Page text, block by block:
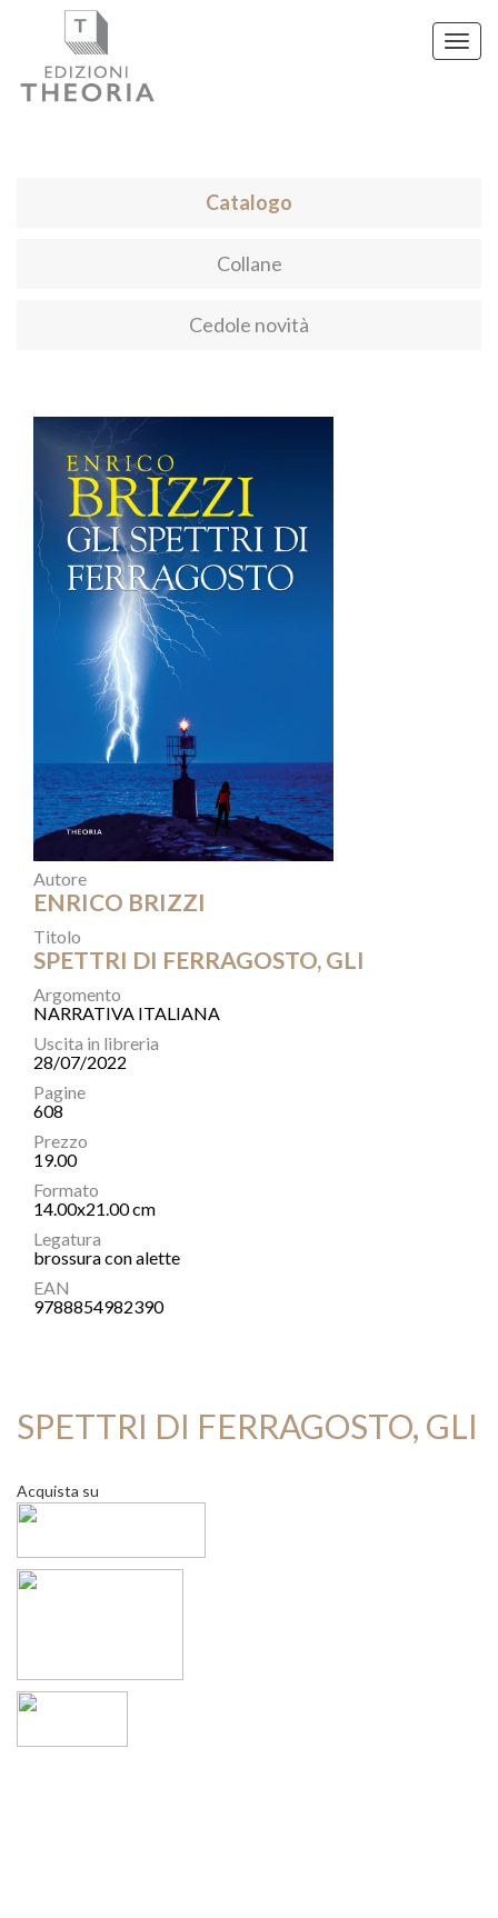
Catalogo
Collane
Cedole novità
Autore
ENRICO BRIZZI
Titolo
SPETTRI DI FERRAGOSTO, GLI
Argomento
NARRATIVA ITALIANA
Uscita in libreria
28/07/2022
Pagine
608
Prezzo
19.00
Formato
14.00x21.00 cm
Legatura
brossura con alette
EAN
9788854982390
SPETTRI DI FERRAGOSTO, GLI
Acquista su